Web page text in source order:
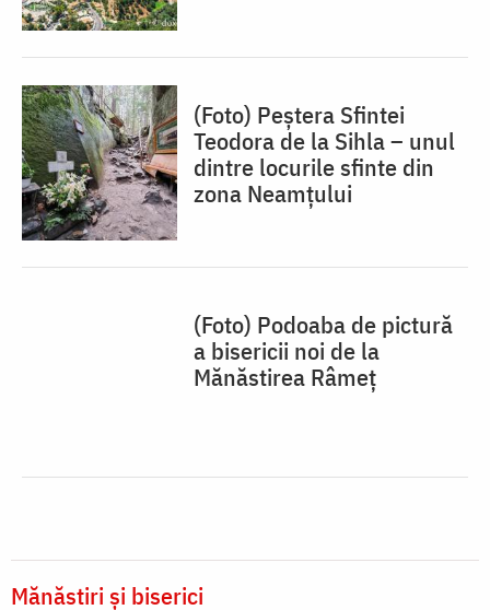
(Foto) Peștera Sfintei
Teodora de la Sihla – unul
dintre locurile sfinte din
zona Neamțului
(Foto) Podoaba de pictură
a bisericii noi de la
Mănăstirea Râmeț
Mănăstiri și biserici